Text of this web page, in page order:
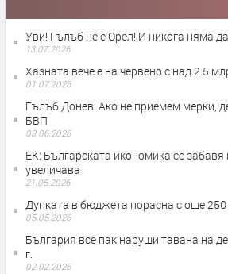
Уви! Гълъб не е Орел! И никога няма
13.07.2026
Хазната вече е на червено с над 2.5
01.07.2026
Гълъб Донев: Ако не приемем мерки,
БВП
03.06.2026
ЕК: Българската икономика се
увеличава
21.05.2026
Дупката в бюджета порасна с още
05.05.2026
България все пак наруши тавана на
г.
02.02.2026